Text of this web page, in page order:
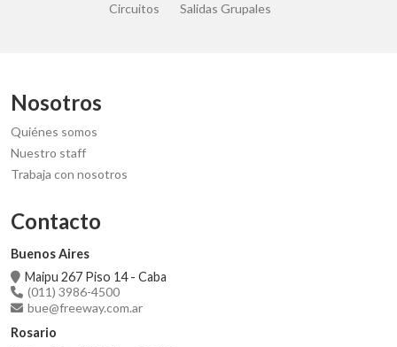
Circuitos
Salidas Grupales
Nosotros
Quiénes somos
Nuestro staff
Trabaja con nosotros
Contacto
Buenos Aires
Maipu 267 Piso 14 - Caba
(011) 3986-4500
bue@freeway.com.ar
Rosario